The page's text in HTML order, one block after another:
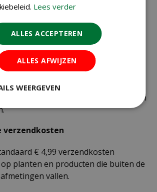
€ 49,95 of meer verzenden wij gratis.
onder € 49,95 zijn er 2 tarieven:
bestellingen onder € 49,95 van
zakjes / doosjes zaden die via
worden verzonden.
bestellingen onder € 49,95 voor de
producten die via pakketpost worden
€ 4,99 verzendkosten
planten en producten die buiten de
vallen.
Lees verder
ALLES ACCEPTEREN
ALLES AFWIJZEN
WEERGEVEN